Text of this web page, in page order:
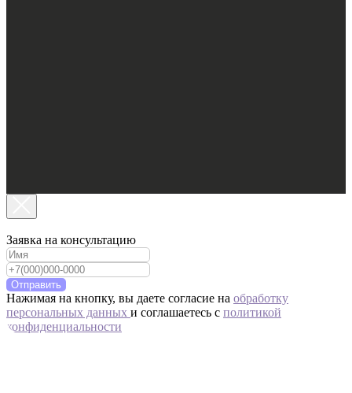
Заявка на консультацию
Отправить
Нажимая на кнопку, вы даете согласие на обработку
персональных данных и соглашаетесь c политикой
конфиденциальности